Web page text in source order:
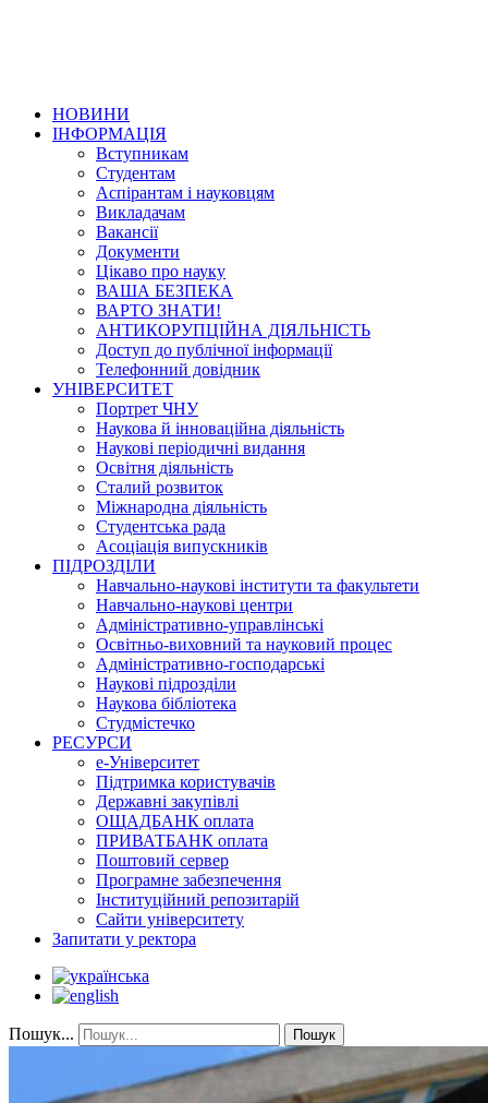
НОВИНИ
ІНФОРМАЦІЯ
Вступникам
Студентам
Аспірантам і науковцям
Викладачам
Вакансії
Документи
Цікаво про науку
ВАША БЕЗПЕКА
ВАРТО ЗНАТИ!
АНТИКОРУПЦІЙНА ДІЯЛЬНІСТЬ
Доступ до публічної інформації
Телефонний довідник
УНІВЕРСИТЕТ
Портрет ЧНУ
Наукова й інноваційна діяльність
Наукові періодичні видання
Освітня діяльність
Сталий розвиток
Міжнародна діяльність
Студентська рада
Асоціація випускників
ПІДРОЗДІЛИ
Навчально-наукові інститути та факультети
Навчально-наукові центри
Адміністративно-управлінські
Освітньо-виховний та науковий процес
Адміністративно-господарські
Наукові підрозділи
Наукова бібліотека
Студмістечко
РЕСУРСИ
е-Університет
Підтримка користувачів
Державні закупівлі
ОЩАДБАНК оплата
ПРИВАТБАНК оплата
Поштовий сервер
Програмне забезпечення
Інституційний репозитарій
Сайти університету
Запитати у ректора
Пошук... Пошук